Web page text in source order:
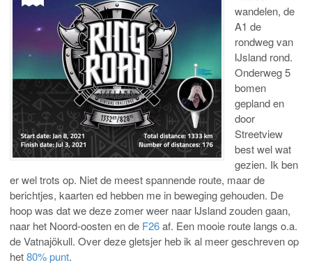
wandelen, de
A1 de
rondweg van
IJsland rond.
Onderweg 5
bomen
gepland en
door
Streetview
best wel wat
gezien. Ik ben
er wel trots op. Niet de meest spannende route, maar de
berichtjes, kaarten ed hebben me in beweging gehouden. De
hoop was dat we deze zomer weer naar IJsland zouden gaan,
naar het Noord-oosten en de F26af. Een mooie route langs o.a.
de Vatnajökull. Over deze gletsjer heb ik al meer geschreven op
het80% punt.